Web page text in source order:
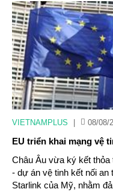
VIETNAMPLUS 08/08/
EU triển khai mạng vệ
Châu Âu vừa ký kết thỏa
- dự án vệ tinh kết nối
Starlink của Mỹ, nhằm